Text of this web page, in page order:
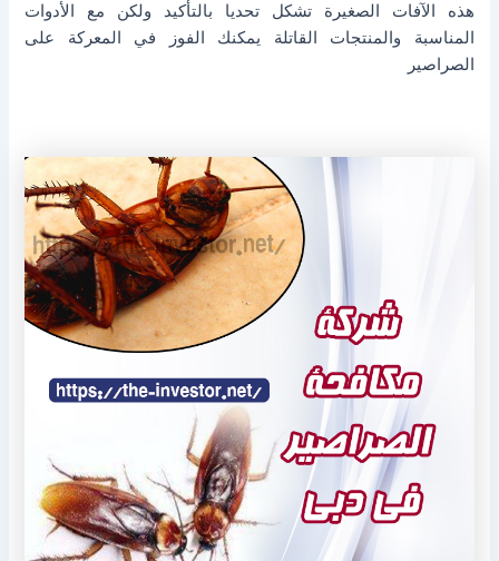
هذه الآفات الصغيرة تشكل تحديا بالتأكيد ولكن مع الأدوات
المناسبة والمنتجات القاتلة يمكنك الفوز في المعركة على
الصراصير